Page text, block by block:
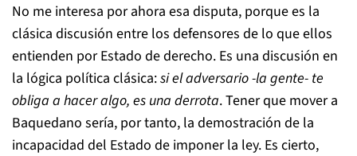
No me interesa por ahora esa disputa, porque es la
clásica discusión entre los defensores de lo que ellos
entienden por Estado de derecho. Es una discusión en
la lógica política clásica:si el adversario -la gente- te
obliga a hacer algo, es una derrota. Tener que mover a
Baquedano sería, por tanto, la demostración de la
incapacidad del Estado de imponer la ley. Es cierto,